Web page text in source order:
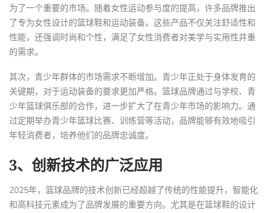
为了一个重要的市场。随着女性运动参与度的提高，许多品牌推出
了专为女性设计的篮球鞋和运动装备。这些产品不仅关注舒适性和
性能，还强调时尚和个性，满足了女性消费者对美学与实用性并重
的需求。
其次，青少年群体的市场需求不断增加。青少年正处于身体发育的
关键期，对于运动装备的要求更加严格。篮球品牌通过与学校、青
少年篮球俱乐部的合作，进一步扩大了在青少年市场的影响力。通
过定期举办青少年篮球比赛、训练营等活动，品牌能够有效地吸引
年轻消费者，培养他们的品牌忠诚度。
3、创新技术的广泛应用
2025年，篮球品牌的技术创新已经超越了传统的性能提升，智能化
和高科技元素成为了品牌发展的重要方向。尤其是在篮球鞋的设计